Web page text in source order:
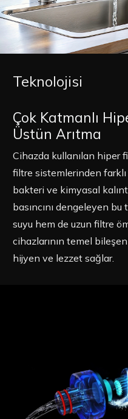
Teknolojisi
Çok Katmanlı
Üstün Arıtma
Cihazda kullanılan hiper
filtre sistemlerinden farklı
bakteri ve kimyasal
basıncını dengeleyen
suyu hem de uzun filtre
cihazlarının temel
hijyen ve lezzet sağlar.